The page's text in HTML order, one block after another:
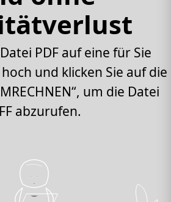
PDF auf eine für Sie
und klicken Sie auf die
um die Datei
abzurufen.